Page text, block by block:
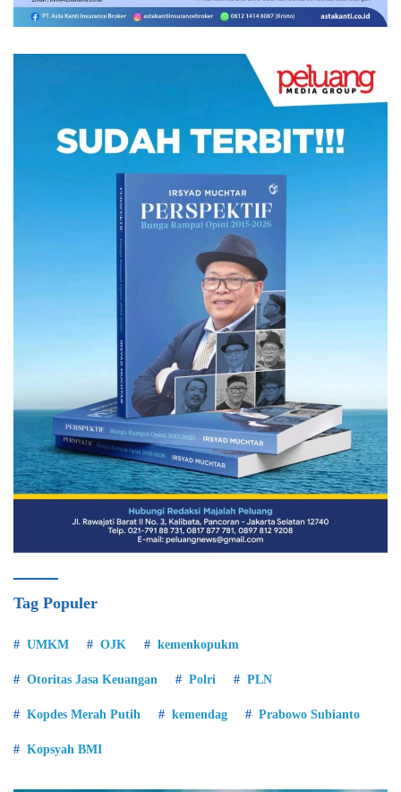
Tag Populer
UMKM OJK kemenkopukm
Otoritas Jasa Keuangan Polri PLN
Kopdes Merah Putih kemendag Prabowo Subianto
Kopsyah BMI